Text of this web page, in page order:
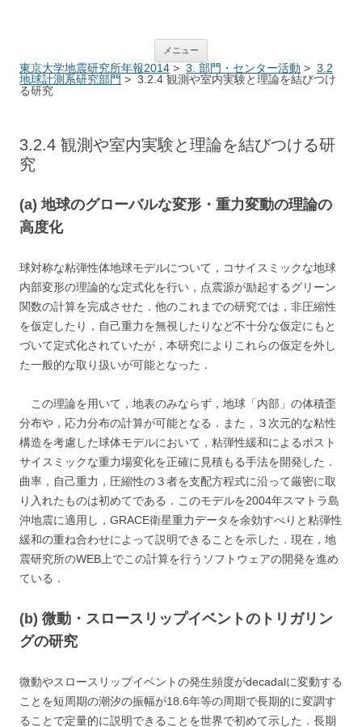
メニュー
東京大学地震研究所年報2014 > 3. 部門・センター活動 > 3.2
地球計測系研究部門 > 3.2.4 観測や室内実験と理論を結びつけ
る研究
3.2.4 観測や室内実験と理論を結びつける研
究
(a) 地球のグローバルな変形・重力変動の理論の
高度化
球対称な粘弾性体地球モデルについて，コサイスミックな地球
内部変形の理論的な定式化を行い，点震源が励起するグリーン
関数の計算を完成させた．他のこれまでの研究では，非圧縮性
を仮定したり，自己重力を無視したりなど不十分な仮定にもと
づいて定式化されていたが，本研究によりこれらの仮定を外し
た一般的な取り扱いが可能となった．
この理論を用いて，地表のみならず，地球「内部」の体積歪
分布や，応力分布の計算が可能となる．また，３次元的な粘性
構造を考慮した球体モデルにおいて，粘弾性緩和によるポスト
サイスミックな重力場変化を正確に見積もる手法を開発した．
曲率，自己重力，圧縮性の３者を支配方程式に沿って厳密に取
り入れたものは初めてである．このモデルを2004年スマトラ島
沖地震に適用し，GRACE衛星重力データを余効すべりと粘弾性
緩和の重ね合わせによって説明できることを示した．現在，地
震研究所のWEB上でこの計算を行うソフトウェアの開発を進め
ている．
(b) 微動・スロースリップイベントのトリガリン
グの研究
微動やスロースリップイベントの発生頻度がdecadalに変動する
ことを短周期の潮汐の振幅が18.6年等の周期で長期的に変調す
ることで定量的に説明できることを世界で初めて示した．長期